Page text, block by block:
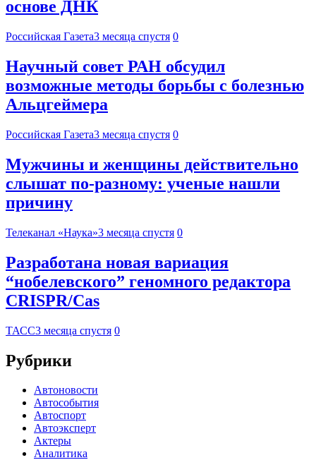
основе ДНК
Российская Газета3 месяца спустя 0
Научный совет РАН обсудил
возможные методы борьбы с болезнью
Альцгеймера
Российская Газета3 месяца спустя 0
Мужчины и женщины действительно
слышат по-разному: ученые нашли
причину
Телеканал «Наука»3 месяца спустя 0
Разработана новая вариация
“нобелевского” геномного редактора
CRISPR/Cas
ТАСС3 месяца спустя 0
Рубрики
Автоновости
Автособытия
Автоспорт
Автоэксперт
Актеры
Аналитика